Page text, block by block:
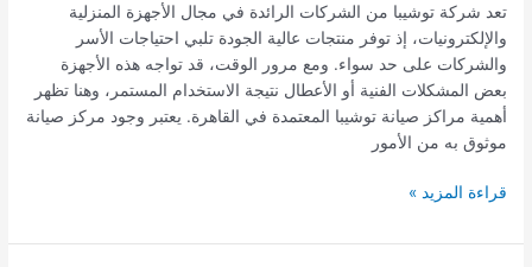
تعد شركة توشيبا من الشركات الرائدة في مجال الأجهزة المنزلية
والإلكترونيات، إذ توفر منتجات عالية الجودة تلبي احتياجات الأسر
والشركات على حد سواء. ومع مرور الوقت، قد تواجه هذه الأجهزة
بعض المشكلات الفنية أو الأعطال نتيجة الاستخدام المستمر، وهنا تظهر
أهمية مراكز صيانة توشيبا المعتمدة في القاهرة. يعتبر وجود مركز صيانة
موثوق به من الأمور
الصيانة
01010271510
قراءة المزيد »